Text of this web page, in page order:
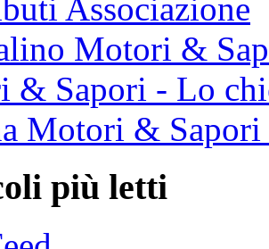
Associazione
Motori &
& Sapori - Lo
Motori & Sapori
più letti